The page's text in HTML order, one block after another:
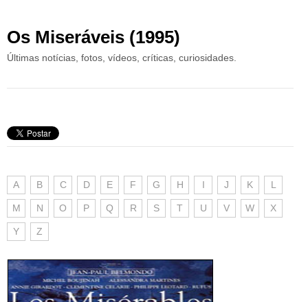
Os Miseráveis (1995)
Últimas notícias, fotos, vídeos, críticas, curiosidades.
A B C D E F G H I J K L
M N O P Q R S T U V W X
Y Z